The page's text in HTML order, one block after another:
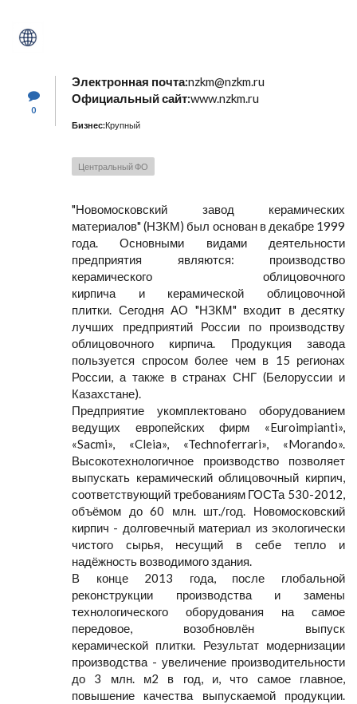
0
Электронная почта:nzkm@nzkm.ru
Официальный сайт:www.nzkm.ru
Бизнес:Крупный
Центральный ФО
"Новомосковский завод керамических
материалов" (НЗКМ) был основан в декабре 1999
года. Основными видами деятельности
предприятия являются: производство
керамического облицовочного
кирпича и керамической облицовочной
плитки. Сегодня АО "НЗКМ" входит в десятку
лучших предприятий России по производству
облицовочного кирпича. Продукция завода
пользуется спросом более чем в 15 регионах
России, а также в странах СНГ (Белоруссии и
Казахстане).
Предприятие укомплектовано оборудованием
ведущих европейских фирм «Euroimpianti»,
«Sacmi», «Cleia», «Technoferrari», «Morando».
Высокотехнологичное производство позволяет
выпускать керамический облицовочный кирпич,
соответствующий требованиям ГОСТа 530-2012,
объёмом до 60 млн. шт./год. Новомосковский
кирпич - долговечный материал из экологически
чистого сырья, несущий в себе тепло и
надёжность возводимого здания.
В конце 2013 года, после глобальной
реконструкции производства и замены
технологического оборудования на самое
передовое, возобновлён выпуск
керамической плитки. Результат модернизации
производства - увеличение производительности
до 3 млн. м2 в год, и, что самое главное,
повышение качества выпускаемой продукции.